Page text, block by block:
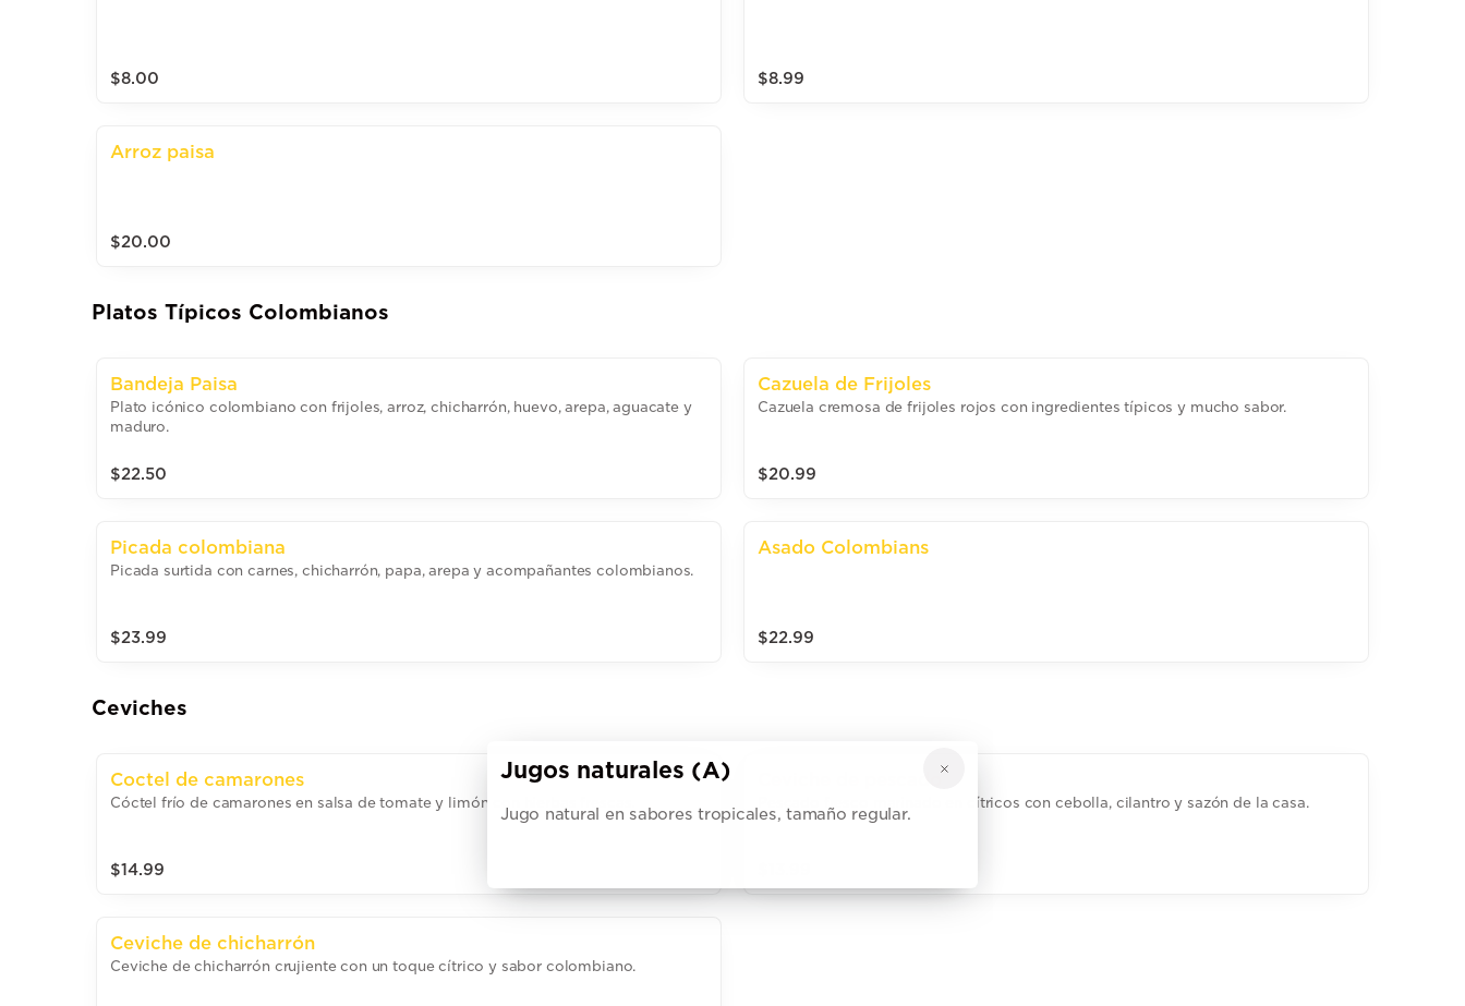
Jugos naturales (A)
Jugo natural en sabores tropicales, tamaño regular.
$8.00 $8.99
Arroz paisa
$20.00
Platos Típicos Colombianos
Bandeja Paisa
Plato icónico colombiano con frijoles, arroz, chicharrón, huevo, arepa, aguacate y
maduro.
$22.50
Cazuela de Frijoles
Cazuela cremosa de frijoles rojos con ingredientes típicos y mucho sabor.
$20.99
Picada colombiana
Picada surtida con carnes, chicharrón, papa, arepa y acompañantes colombianos.
$23.99
Asado Colombians
$22.99
Ceviches
Coctel de camarones
Cóctel frío de camarones en salsa de tomate y limón con hierbas frescas.
$14.99
Ceviche de pescado
Pescado fresco marinado en cítricos con cebolla, cilantro y sazón de la casa.
Ceviche de chicharrón
Ceviche de chicharrón crujiente con un toque cítrico y sabor colombiano.